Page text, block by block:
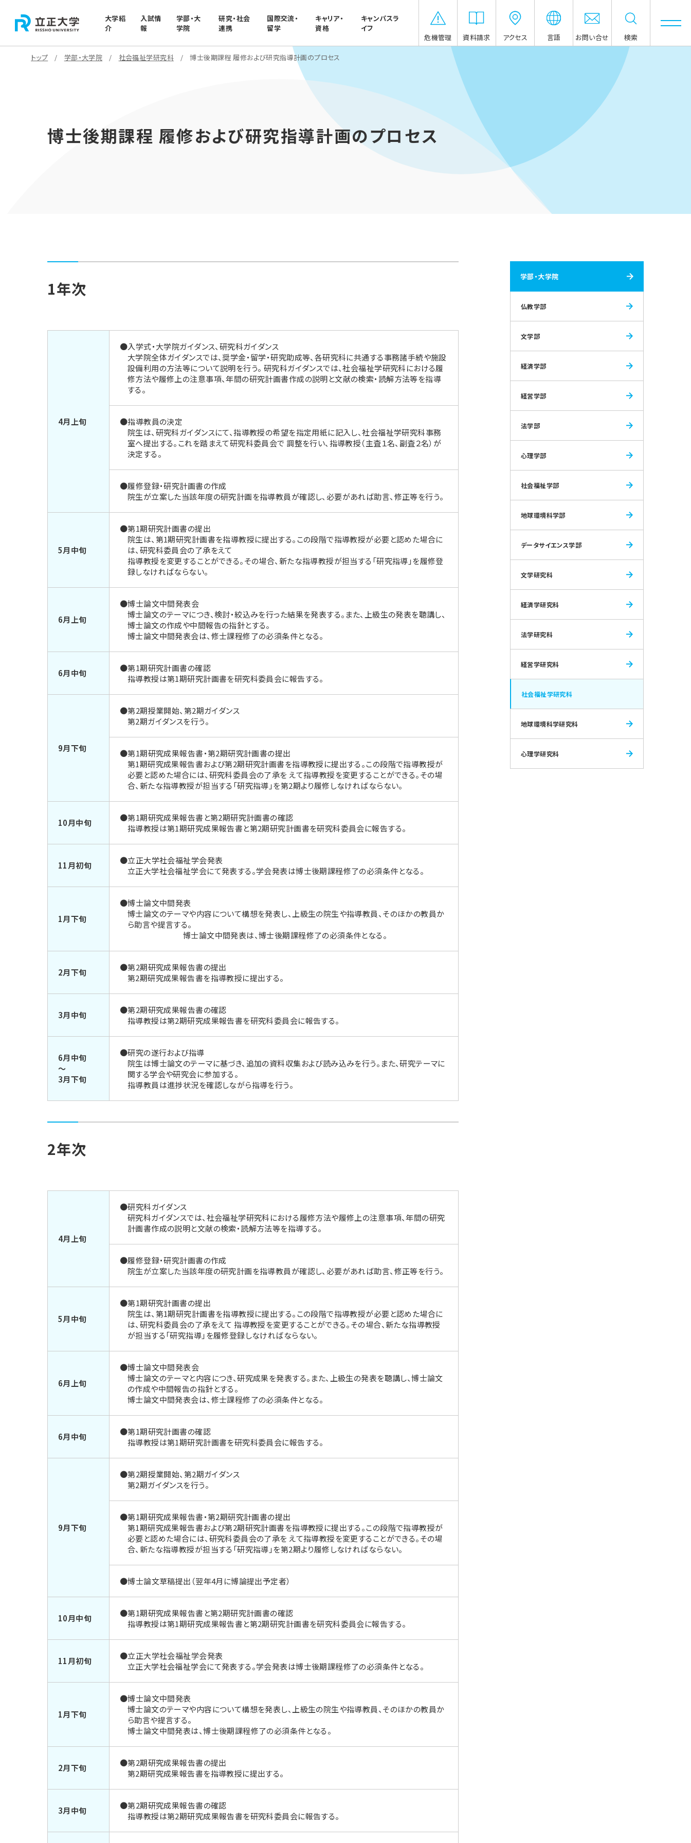
大学紹
介
入試情
報
学部・大
学院
研究・社会
連携
国際交流・
留学
キャリア・
資格
キャンパスラ
イフ
危機管理
資料請求 アクセス 言語 お問い合せ 検索
トップ 学部・大学院 社会福祉学研究科 博士後期課程 履修および研究指導計画のプロセス
博士後期課程 履修および研究指導計画のプロセス
学部・大学院
仏教学部
文学部
経済学部
経営学部
法学部
心理学部
社会福祉学部
地球環境科学部
データサイエンス学部
文学研究科
経済学研究科
法学研究科
経営学研究科
社会福祉学研究科
地球環境科学研究科
心理学研究科
1年次
4月上旬
●入学式・大学院ガイダンス、研究科ガイダンス
大学院全体ガイダンスでは、奨学金・留学・研究助成等、各研究科に共通する事務諸手続や施設
設備利用の方法等について説明を行う。 研究科ガイダンスでは、社会福祉学研究科における履
修方法や履修上の注意事項、年間の研究計画書作成の説明と文献の検索・読解方法等を指導
する。
●指導教員の決定
院生は、研究科ガイダンスにて、指導教授の希望を指定用紙に記入し、社会福祉学研究科事務
室へ提出する。これを踏まえて研究科委員会で 調整を行い、指導教授（主査１名、副査２名）が
決定する。
●履修登録・研究計画書の作成
院生が立案した当該年度の研究計画を指導教員が確認し、必要があれば助言、修正等を行う。
5月中旬
●第1期研究計画書の提出
院生は、第1期研究計画書を指導教授に提出する。この段階で指導教授が必要と認めた場合に
は、研究科委員会の了承をえて
指導教授を変更することができる。その場合、新たな指導教授が担当する「研究指導」を履修登
録しなければならない。
6月上旬
●博士論文中間発表会
博士論文のテーマにつき、検討・絞込みを行った結果を発表する。また、上級生の発表を聴講し、
博士論文の作成や中間報告の指針とする。
博士論文中間発表会は、修士課程修了の必須条件となる。
6月中旬
●第1期研究計画書の確認
指導教授は第1期研究計画書を研究科委員会に報告する。
9月下旬
●第2期授業開始、第2期ガイダンス
第2期ガイダンスを行う。
●第1期研究成果報告書・第2期研究計画書の提出
第1期研究成果報告書および第2期研究計画書を指導教授に提出する。この段階で指導教授が
必要と認めた場合には、研究科委員会の了承を えて指導教授を変更することができる。その場
合、新たな指導教授が担当する「研究指導」を第2期より履修しなければならない。
10月中旬
●第1期研究成果報告書と第2期研究計画書の確認
指導教授は第1期研究成果報告書と第2期研究計画書を研究科委員会に報告する。
11月初旬
●立正大学社会福祉学会発表
立正大学社会福祉学会にて発表する。学会発表は博士後期課程修了の必須条件となる。
1月下旬
●博士論文中間発表
博士論文のテーマや内容について構想を発表し、上級生の院生や指導教員、そのほかの教員か
ら助言や提言する。
博士論文中間発表は、博士後期課程修了の必須条件となる。
2月下旬
●第2期研究成果報告書の提出
第2期研究成果報告書を指導教授に提出する。
3月中旬
●第2期研究成果報告書の確認
指導教授は第2期研究成果報告書を研究科委員会に報告する。
6月中旬
～
3月下旬
●研究の遂行および指導
院生は博士論文のテーマに基づき、追加の資料収集および読み込みを行う。また、研究テーマに
関する学会や研究会に参加する。
指導教員は進捗状況を確認しながら指導を行う。
2年次
4月上旬
●研究科ガイダンス
研究科ガイダンスでは、社会福祉学研究科における履修方法や履修上の注意事項、年間の研究
計画書作成の説明と文献の検索・読解方法等を指導する。
●履修登録・研究計画書の作成
院生が立案した当該年度の研究計画を指導教員が確認し、必要があれば助言、修正等を行う。
5月中旬
●第1期研究計画書の提出
院生は、第1期研究計画書を指導教授に提出する。この段階で指導教授が必要と認めた場合に
は、研究科委員会の了承をえて 指導教授を変更することができる。その場合、新たな指導教授
が担当する「研究指導」を履修登録しなければならない。
6月上旬
●博士論文中間発表会
博士論文のテーマと内容につき、研究成果を発表する。また、上級生の発表を聴講し、博士論文
の作成や中間報告の指針とする。
博士論文中間発表会は、修士課程修了の必須条件となる。
6月中旬
●第1期研究計画書の確認
指導教授は第1期研究計画書を研究科委員会に報告する。
9月下旬
●第2期授業開始、第2期ガイダンス
第2期ガイダンスを行う。
●第1期研究成果報告書・第2期研究計画書の提出
第1期研究成果報告書および第2期研究計画書を指導教授に提出する。この段階で指導教授が
必要と認めた場合には、研究科委員会の了承を えて指導教授を変更することができる。その場
合、新たな指導教授が担当する「研究指導」を第2期より履修しなければならない。
●博士論文草稿提出（翌年4月に博論提出予定者）
10月中旬
●第1期研究成果報告書と第2期研究計画書の確認
指導教授は第1期研究成果報告書と第2期研究計画書を研究科委員会に報告する。
11月初旬
●立正大学社会福祉学会発表
立正大学社会福祉学会にて発表する。学会発表は博士後期課程修了の必須条件となる。
1月下旬
●博士論文中間発表
博士論文のテーマや内容について構想を発表し、上級生の院生や指導教員、そのほかの教員か
ら助言や提言する。
博士論文中間発表は、博士後期課程修了の必須条件となる。
2月下旬
●第2期研究成果報告書の提出
第2期研究成果報告書を指導教授に提出する。
3月中旬
●第2期研究成果報告書の確認
指導教授は第2期研究成果報告書を研究科委員会に報告する。